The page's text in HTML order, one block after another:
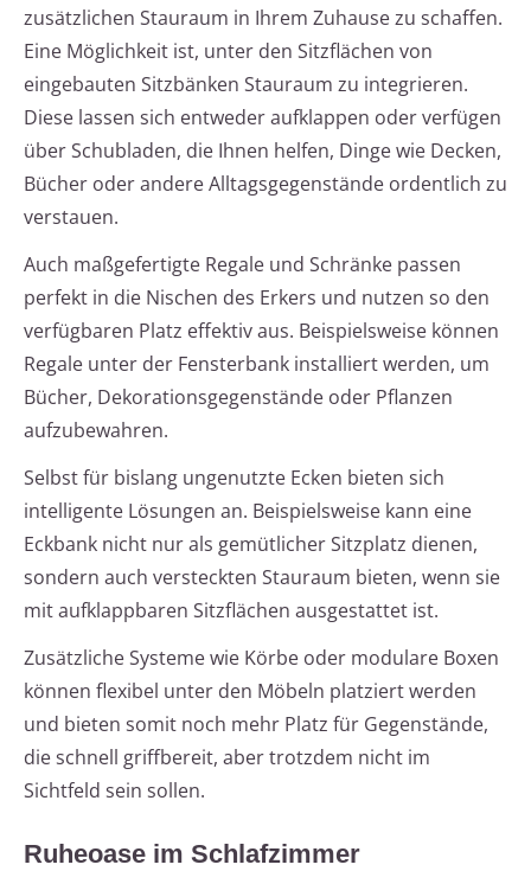
zusätzlichen Stauraum in Ihrem Zuhause zu schaffen.
Eine Möglichkeit ist, unter den Sitzflächen von
eingebauten Sitzbänken Stauraum zu integrieren.
Diese lassen sich entweder aufklappen oder verfügen
über Schubladen, die Ihnen helfen, Dinge wie Decken,
Bücher oder andere Alltagsgegenstände ordentlich zu
verstauen.
Auch maßgefertigte Regale und Schränke passen
perfekt in die Nischen des Erkers und nutzen so den
verfügbaren Platz effektiv aus. Beispielsweise können
Regale unter der Fensterbank installiert werden, um
Bücher, Dekorationsgegenstände oder Pflanzen
aufzubewahren.
Selbst für bislang ungenutzte Ecken bieten sich
intelligente Lösungen an. Beispielsweise kann eine
Eckbank nicht nur als gemütlicher Sitzplatz dienen,
sondern auch versteckten Stauraum bieten, wenn sie
mit aufklappbaren Sitzflächen ausgestattet ist.
Zusätzliche Systeme wie Körbe oder modulare Boxen
können flexibel unter den Möbeln platziert werden
und bieten somit noch mehr Platz für Gegenstände,
die schnell griffbereit, aber trotzdem nicht im
Sichtfeld sein sollen.
Ruheoase im Schlafzimmer